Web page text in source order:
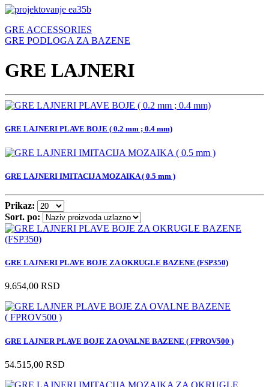
GRE ACCESSORIES
GRE PODLOGA ZA BAZENE
GRE LAJNERI
GRE LAJNERI PLAVE BOJE ( 0.2 mm ; 0.4 mm)
GRE LAJNERI IMITACIJA MOZAIKA ( 0.5 mm )
Prikaz:
Sort. po:
GRE LAJNERI PLAVE BOJE ZA OKRUGLE BAZENE (FSP350)
9.654,00 RSD
GRE LAJNER PLAVE BOJE ZA OVALNE BAZENE ( FPROV500 )
54.515,00 RSD